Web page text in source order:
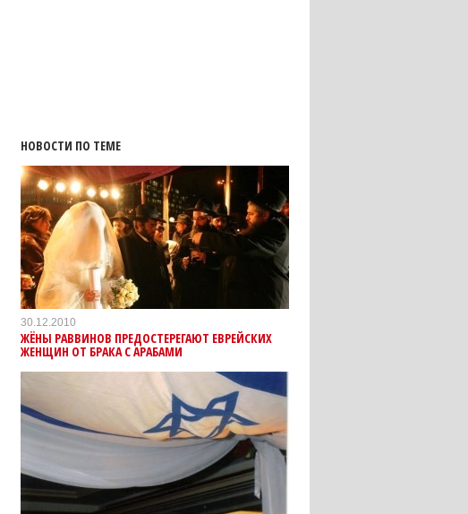
НОВОСТИ ПО ТЕМЕ
30.12.2010
ЖЁНЫ РАВВИНОВ ПРЕДОСТЕРЕГАЮТ ЕВРЕЙСКИХ
ЖЕНЩИН ОТ БРАКА С АРАБАМИ